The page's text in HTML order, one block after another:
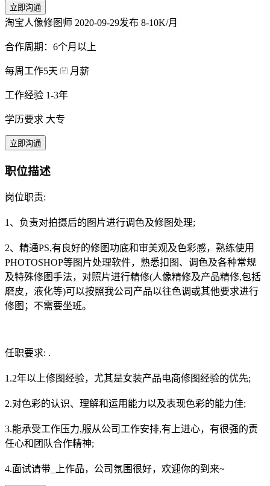
立即沟通
淘宝人像修图师 2020-09-29发布 8-10K/月
合作周期：6个月以上
每周工作5天 月薪
工作经验 1-3年
学历要求 大专
立即沟通
职位描述
岗位职责:
1、负责对拍摄后的图片进行调色及修图处理;
2、精通PS,有良好的修图功底和审美观及色彩感，熟练使用
PHOTOSHOP等图片处理软件，熟悉扣图、调色及各种常规
及特殊修图手法，对照片进行精修(人像精修及产品精修,包括
磨皮，液化等)可以按照我公司产品以往色调或其他要求进行
修图；不需要坐班。
任职要求: .
1.2年以上修图经验，尤其是女装产品电商修图经验的优先;
2.对色彩的认识、理解和运用能力以及表现色彩的能力佳;
3.能承受工作压力,服从公司工作安排,有上进心，有很强的责
任心和团队合作精神;
4.面试请带_上作品，公司氛围很好，欢迎你的到来~